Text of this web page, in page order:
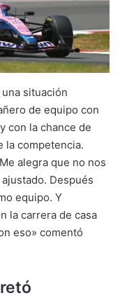
situación
de equipo con
con la chance de
la competencia.
alegra que no nos
Después
equipo. Y
la carrera de casa
eso» comentó